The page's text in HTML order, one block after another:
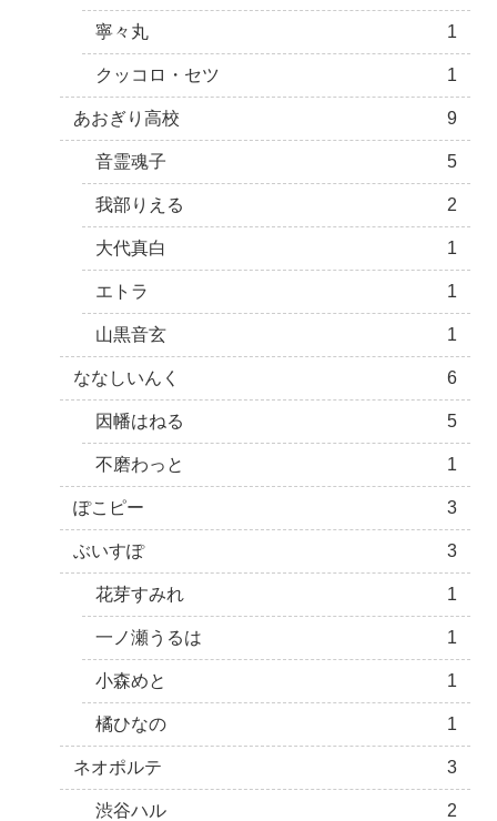
寧々丸 1
クッコロ・セツ 1
あおぎり高校 9
音霊魂子 5
我部りえる 2
大代真白 1
エトラ 1
山黒音玄 1
ななしいんく 6
因幡はねる 5
不磨わっと 1
ぽこピー 3
ぶいすぽ 3
花芽すみれ 1
一ノ瀬うるは 1
小森めと 1
橘ひなの 1
ネオポルテ 3
渋谷ハル 2